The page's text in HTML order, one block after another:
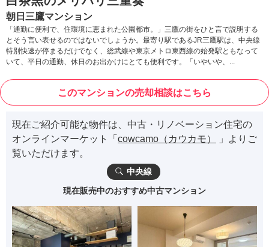
朝日三鷹マンション
「通勤に便利で、住環境に恵まれた公園都市。」三鷹の街をひと言で説明する
とそう言い表せるのではないでしょうか。最寄り駅であるJR三鷹駅は、中央線
特別快速が停まるだけでなく、総武線や東京メトロ東西線の始発駅ともなって
いて、平日の通勤、休日のお出かけにとても便利です。「いやいや、...
このマンションの売却相談はこちら
現在ご紹介可能な物件は、中古・リノベーション住宅の
オンラインマーケット「 cowcamo（カウカモ）
」よりご
覧いただけます。
中央線
現在販売中のおすすめ中古マンション